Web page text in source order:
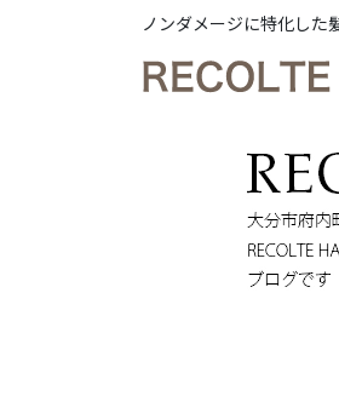
ノンダメージに特化した